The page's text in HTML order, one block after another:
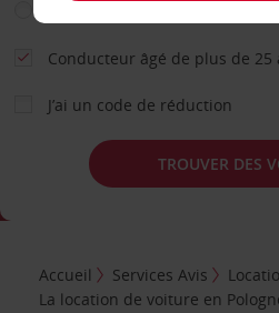
Conducteur âgé de plus de 25
J’ai un code de réduction
TROUVER DES
Accueil Services Avis
La location de voiture en